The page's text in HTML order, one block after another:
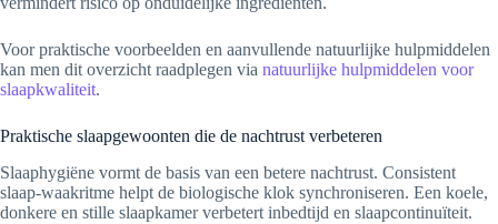
Voor praktische voorbeelden en aanvullende natuurlijke hulpmiddelen
kan men dit overzicht raadplegen via natuurlijke hulpmiddelen voor
slaapkwaliteit.
Praktische slaapgewoonten die de nachtrust verbeteren
Slaaphygiëne vormt de basis van een betere nachtrust. Consistent
slaap-waakritme helpt de biologische klok synchroniseren. Een koele,
donkere en stille slaapkamer verbetert inbedtijd en slaapcontinuïteit.